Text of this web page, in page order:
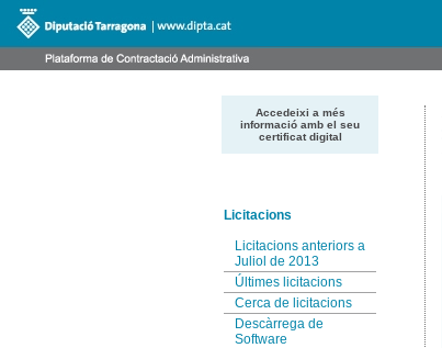
Accedeixi a més
informació amb el seu
certificat digital
Licitacions
Licitacions anteriors a
Juliol de 2013
Últimes licitacions
Cerca de licitacions
Descàrrega de
Software